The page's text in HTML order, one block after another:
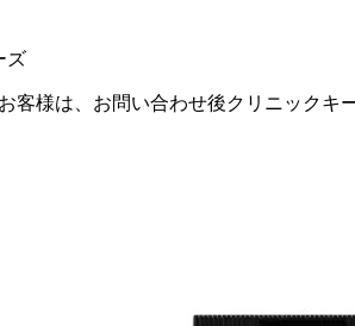
客様は、お問い合わせ後クリニックキ